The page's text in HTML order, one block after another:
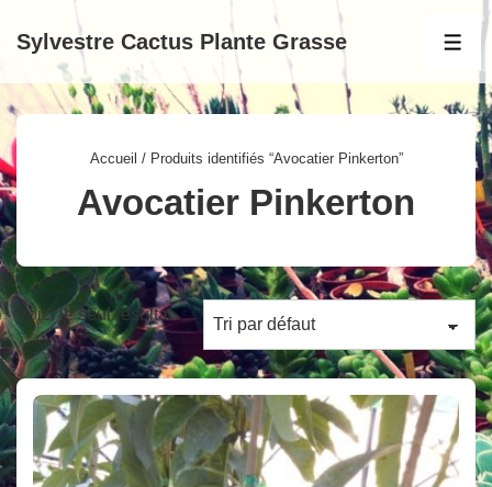
passer
contenu
principal
Sylvestre Cactus Plante Grasse
Accueil / Produits identifiés “Avocatier Pinkerton”
Avocatier Pinkerton
Voici le seul résultat